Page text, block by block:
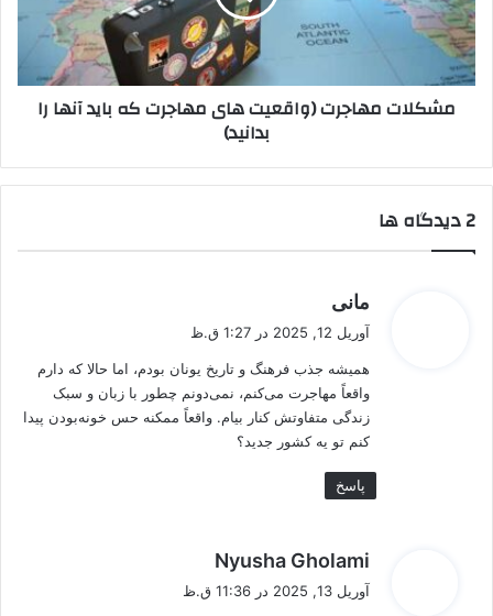
که
باید
آنها
را
بدانید)مشکلات مهاجرت (واقعیت های مهاجرت که باید آنها را
بدانید)
‫2 دیدگاه ها
مانی
:
آوریل 12, 2025 در 1:27 ق.ظ
همیشه جذب فرهنگ و تاریخ یونان بودم، اما حالا که دارم
واقعاً مهاجرت می‌کنم، نمی‌دونم چطور با زبان و سبک
زندگی متفاوتش کنار بیام. واقعاً ممکنه حس خونه‌بودن پیدا
کنم تو یه کشور جدید؟
پاسخ
Nyusha Gholami
آوریل 13, 2025 در 11:36 ق.ظ